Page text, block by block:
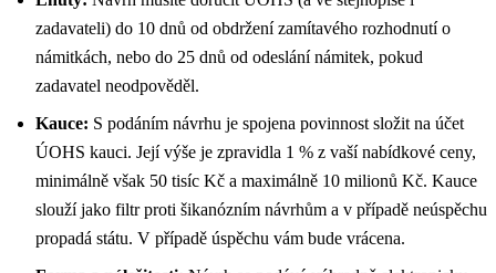
zadavateli) do 10 dnů od obdržení zamítavého rozhodnutí o
námitkách, nebo do 25 dnů od odeslání námitek, pokud
zadavatel neodpověděl.
Kauce: S podáním návrhu je spojena povinnost složit na účet
ÚOHS kauci. Její výše je zpravidla 1 % z vaší nabídkové ceny,
minimálně však 50 tisíc Kč a maximálně 10 milionů Kč. Kauce
slouží jako filtr proti šikanózním návrhům a v případě neúspěchu
propadá státu. V případě úspěchu vám bude vrácena.